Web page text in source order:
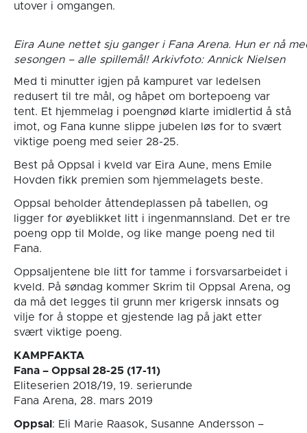
utover i omgangen.
Eira Aune nettet sju ganger i Fana Arena. Hun er nå
sesongen – alle spillemål! Arkivfoto: Annick Nielsen
Med ti minutter igjen på kampuret var ledelsen
redusert til tre mål, og håpet om bortepoeng var
tent. Et hjemmelag i poengnød klarte imidlertid å stå
imot, og Fana kunne slippe jubelen løs for to svært
viktige poeng med seier 28-25.
Best på Oppsal i kveld var Eira Aune, mens Emile
Hovden fikk premien som hjemmelagets beste.
Oppsal beholder åttendeplassen på tabellen, og
ligger for øyeblikket litt i ingenmannsland. Det er tre
poeng opp til Molde, og like mange poeng ned til
Fana.
Oppsaljentene ble litt for tamme i forsvarsarbeidet i
kveld. På søndag kommer Skrim til Oppsal Arena, og
da må det legges til grunn mer krigersk innsats og
vilje for å stoppe et gjestende lag på jakt etter
svært viktige poeng.
KAMPFAKTA
Fana – Oppsal 28-25 (17-11)
Eliteserien 2018/19, 19. serierunde
Fana Arena, 28. mars 2019
Oppsal : Eli Marie Raasok, Susanne Andersson –